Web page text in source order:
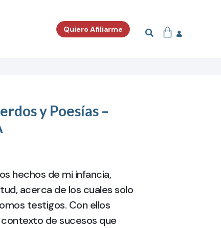
Quiero Afiliarme
y Poesías –
hechos de mi infancia,
acerca de los cuales solo
testigos. Con ellos
de sucesos que